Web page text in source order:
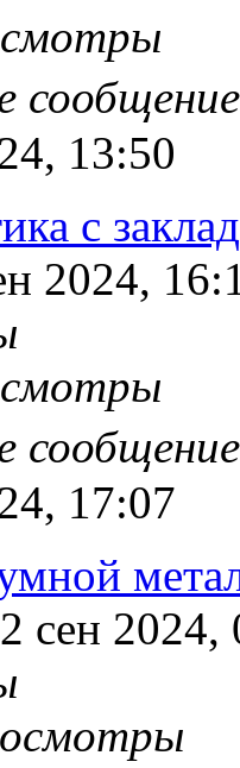
13:50
с
2024,
17:07
сен 2024,